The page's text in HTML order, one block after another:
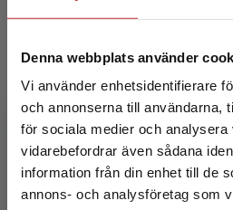
Denna webbplats använder
Vi använder enhetsidentifierare
och annonserna till användarna,
för sociala medier och analysera
vidarebefordrar även sådana
information från din enhet till de
annons- och analysföretag som
Begränsad
Exkl. moms: 324 kr
Att möta personer med